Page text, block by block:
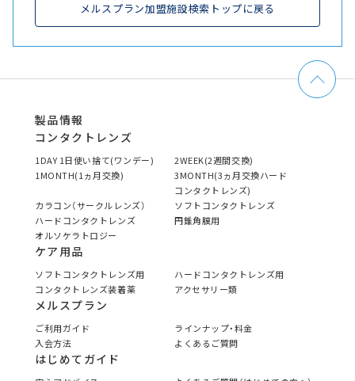
メルスプラン加盟施設検索トップに戻る
製品情報
コンタクトレンズ
1DAY 1日使い捨て(ワンデー)
2WEEK(2週間交換)
1MONTH(1ヵ月交換)
3MONTH(3ヵ月交換ハード
コンタクトレンズ)
カラコン（サークルレンズ）
ソフトコンタクトレンズ
ハードコンタクトレンズ
円錐角膜用
オルソケラトロジー
ケア用品
ソフトコンタクトレンズ用
ハードコンタクトレンズ用
コンタクトレンズ装着薬
アクセサリー類
メルスプラン
ご利用ガイド
ラインナップ・料金
入会方法
よくあるご質問
はじめてガイド